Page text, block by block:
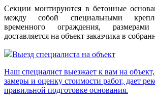
Секции монтируются в бетонные
между собой специальными
временного ограждения,
доставляется на объект заказчика в
Выезд специалиста на объект
Наш специалист выезжает к вам на
замеры и оценку стоимости работ, дает
правильной подготовке основания.